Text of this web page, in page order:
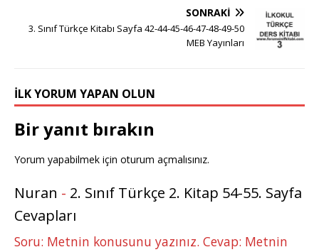
e e b
k
r dI r A
p
n
g
SONRAKI
3. Sınıf Türkçe Kitabı Sayfa 42-44-45-46-47-48-49-50
MEB Yayınları
İLK YORUM YAPAN OLUN
Bir yanıt bırakın
Yorum yapabilmek için oturum açmalısınız.
Nuran - 2. Sınıf Türkçe 2. Kitap 54-55. Sayfa
Cevapları
Soru: Metnin konusunu yazınız. Cevap: Metnin